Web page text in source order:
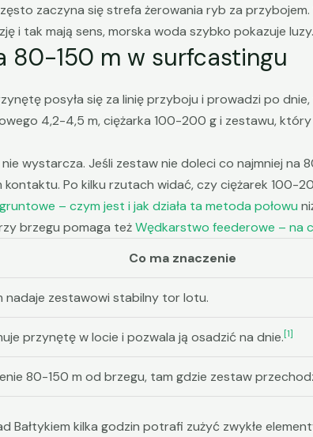
zaczyna się strefa żerowania ryb za
i tak mają sens, morska woda szybko pokazuje luzy.
80-150 m w surfcastingu
posyła się za linię przyboju i prowadzi po
4,2-4,5 m, ciężarka 100-200 g i zestawu,
wystarcza. Jeśli zestaw nie doleci co najmniej na
kontaktu. Po kilku rzutach widać, czy ciężarek 100-
– czym jest i jak działa ta metoda połowu
brzegu pomaga teżWędkarstwo feederowe – na
Co ma znaczenie
nadaje zestawowi stabilny tor lotu.
przynętę w locie i pozwala ją osadzić na dnie.[1]
80-150 m od brzegu, tam gdzie zestaw
kilka godzin potrafi zużyć zwykłe